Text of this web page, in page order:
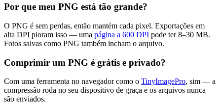
Por que meu PNG está tão grande?
O PNG é sem perdas, então mantém cada pixel. Exportações em
alta DPI pioram isso — uma página a 600 DPI pode ter 8–30 MB.
Fotos salvas como PNG também incham o arquivo.
Comprimir um PNG é grátis e privado?
Com uma ferramenta no navegador como o TinyImagePro, sim — a
compressão roda no seu dispositivo de graça e os arquivos nunca
são enviados.